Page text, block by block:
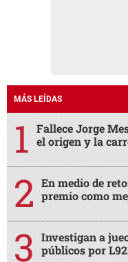
MÁS LEÍDAS
Fallece Jorge
el origen y la
En medio de
premio como
Investigan a
públicos por